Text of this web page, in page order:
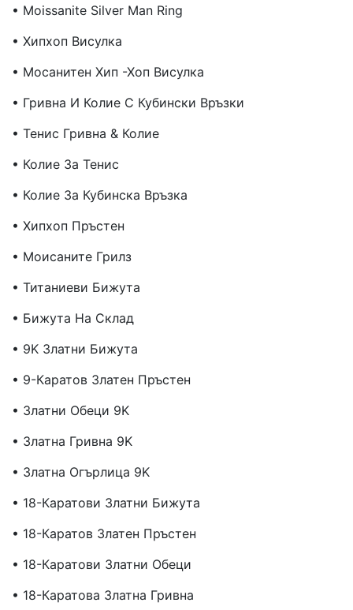
• Moissanite Silver Man Ring
• Хипхоп Висулка
• Мосанитен Хип -хоп Висулка
• Гривна И Колие С Кубински Връзки
• Тенис Гривна & Колие
• Колие За Тенис
• Колие За Кубинска Връзка
• Хипхоп Пръстен
• Моисаните Грилз
• Титаниеви Бижута
• Бижута На Склад
• 9K Златни Бижута
• 9-Каратов Златен Пръстен
• Златни Обеци 9K
• Златна Гривна 9K
• Златна Огърлица 9K
• 18-Каратови Златни Бижута
• 18-Каратов Златен Пръстен
• 18-Каратови Златни Обеци
• 18-Каратова Златна Гривна